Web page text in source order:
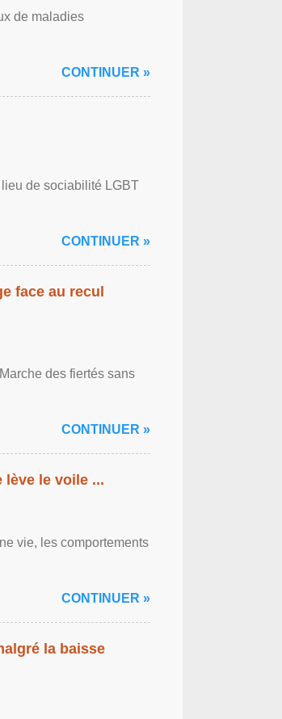
de maladies
CONTINUER »
de sociabilité LGBT
CONTINUER »
face au recul
des fiertés sans
CONTINUER »
le voile ...
vie, les comportements
CONTINUER »
la baisse